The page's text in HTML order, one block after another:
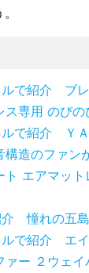
で紹介 ブ
ス専用 のび
ルで紹介 Ｙ
構造のファン
ト エアマッ
介 憧れの五
ルで紹介 エ
ァー ２ウェイ